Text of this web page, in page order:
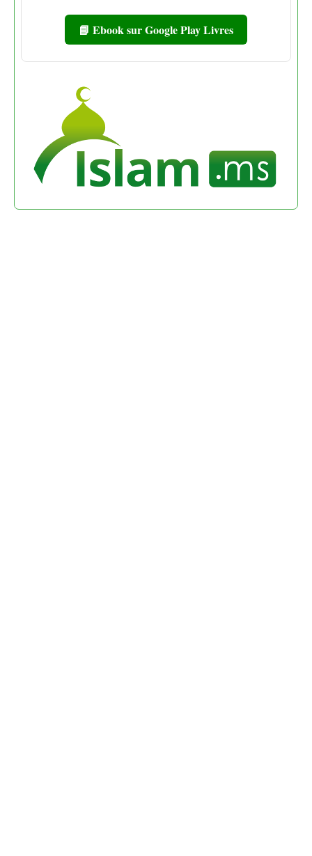
📘 Ebook sur Google Play Livres